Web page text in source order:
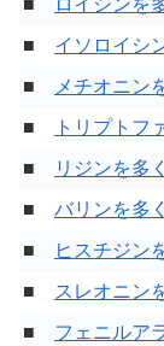
■ イソロイシ
■
メチオニン
■
トリプトフ
■
リジンを多
■ バリンを多
■
ヒスチジン
■
スレオニン
■ フェニルア